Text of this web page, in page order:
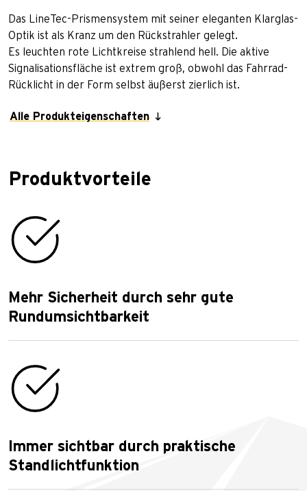
Das LineTec-Prismensystem mit seiner eleganten Klarglas-
Optik ist als Kranz um den Rückstrahler gelegt.
Es leuchten rote Lichtkreise strahlend hell. Die aktive
Signalisationsfläche ist extrem groß, obwohl das Fahrrad-
Rücklicht in der Form selbst äußerst zierlich ist.
Alle Produkteigenschaften
Produktvorteile
Mehr Sicherheit durch sehr gute
Rundumsichtbarkeit
Immer sichtbar durch praktische
Standlichtfunktion